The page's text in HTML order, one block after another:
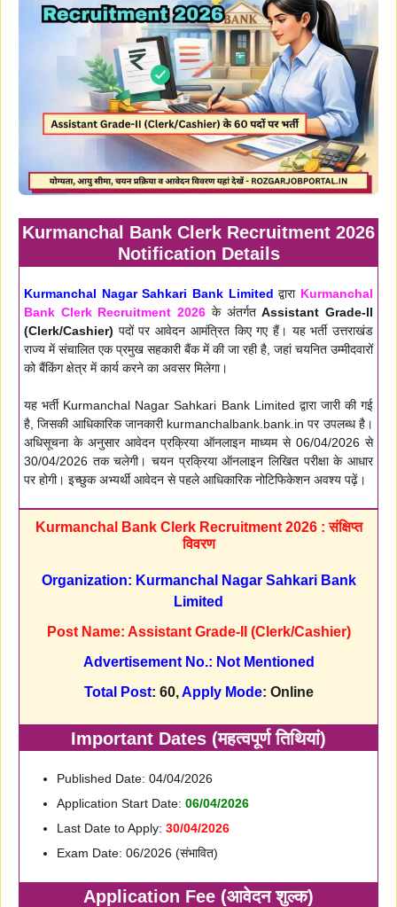
Kurmanchal Bank Clerk Recruitment 2026
Notification Details
Kurmanchal Nagar Sahkari Bank Limited द्वारा Kurmanchal
Bank Clerk Recruitment 2026 के अंतर्गतAssistant Grade-II
(Clerk/Cashier) पदों पर आवेदन आमंत्रित किए गए हैं। यह भर्ती उत्तराखंड
राज्य में संचालित एक प्रमुख सहकारी बैंक में की जा रही है, जहां चयनित उम्मीदवारों
को बैंकिंग क्षेत्र में कार्य करने का अवसर मिलेगा।
यह भर्ती Kurmanchal Nagar Sahkari Bank Limited द्वारा जारी की गई
है, जिसकी आधिकारिक जानकारी kurmanchalbank.bank.in पर उपलब्ध है।
अधिसूचना के अनुसार आवेदन प्रक्रिया ऑनलाइन माध्यम से 06/04/2026 से
30/04/2026 तक चलेगी। चयन प्रक्रिया ऑनलाइन लिखित परीक्षा के आधार
पर होगी। इच्छुक अभ्यर्थी आवेदन से पहले आधिकारिक नोटिफिकेशन अवश्य पढ़ें।
Kurmanchal Bank Clerk Recruitment 2026 : संक्षिप्त
विवरण
Organization: Kurmanchal Nagar Sahkari Bank
Limited
Post Name: Assistant Grade-II (Clerk/Cashier)
Advertisement No.: Not Mentioned
Total Post: 60,Apply Mode: Online
Important Dates (महत्वपूर्ण तिथियां)
Published Date: 04/04/2026
Application Start Date: 06/04/2026
Last Date to Apply: 30/04/2026
Exam Date: 06/2026 (संभावित)
Application Fee (आवेदन शुल्क)